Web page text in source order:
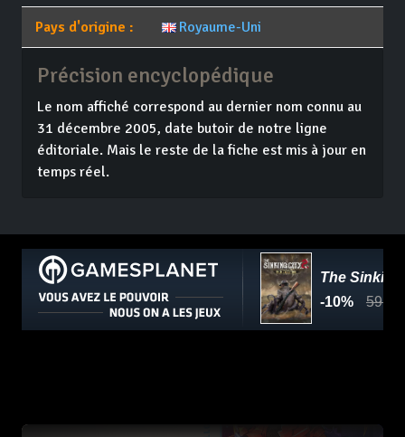
Pays d'origine : Royaume-Uni
Précision encyclopédique
Le nom affiché correspond au dernier nom connu au
31 décembre 2005, date butoir de notre ligne
éditoriale. Mais le reste de la fiche est mis à jour en
temps réel.